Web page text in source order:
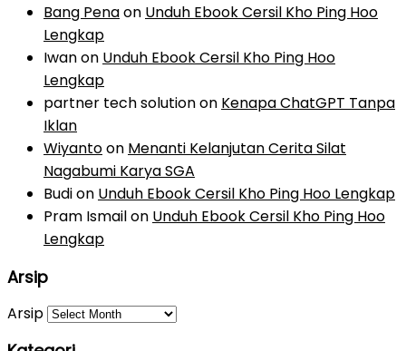
Bang Penaon Unduh Ebook Cersil Kho Ping Hoo
Lengkap
Iwanon Unduh Ebook Cersil Kho Ping Hoo
Lengkap
partner tech solutionon Kenapa ChatGPT Tanpa
Iklan
Wiyantoon Menanti Kelanjutan Cerita Silat
Nagabumi Karya SGA
Budion Unduh Ebook Cersil Kho Ping Hoo Lengkap
Pram Ismailon Unduh Ebook Cersil Kho Ping Hoo
Lengkap
Arsip
Arsip